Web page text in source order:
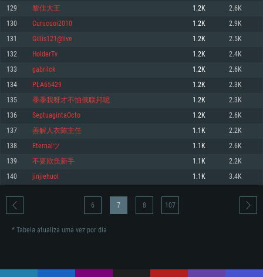
Processador: Dual-Core 2.2 GHz
Memória: 4GB
Placa Gráfica: Placa com DirectX 11: AMD Radeon 77XX / NVIDIA GeForce
GTX 660. Resolução mínima suportada: 720p
Network: Internet de banda larga.
Disco: 23,1 GB
Recomendado
superior, Radeon RX 570 ou superior
Disco: 75,9 GB
Processador: Core i5 2.2GHz mínimo (Intel Xeon não suportado)
Memória: 6 GB
Placa Gráfica: Intel Iris Pro 5200 (Mac), equivalentes AMD/Nvidia para Mac.
Resolução mínima suportada: 720p com suporte Metal.
Network: Internet de banda larga.
Disco: 21,5 GB
Recomendado
Network: Internet de banda larga.
Disco: 60,2 GB
Processador: Dual-Core 2.4 GHz
Memória: 4 GB
Placa Gráfica: NVIDIA 660 com os drivers mais recentes (não mais de 6
meses) / equivalentes AMD com os drivers mais recentes com suporte
Vulkan (não mais de 6 meses); Resolução mínima suportada: 720p.
Network: Internet de banda larga.
Disco: 21,5 GB
Recomendado
Sistema Operativo: Ubuntu 20.04 64bit
Processador: Intel Core i7
Memória: 16 GB
Placa Gráfica: NVIDIA 1060 com os drivers mais recentes (não mais de 6
meses) / equivalentes AMD (Radeon RX 570) com os drivers mais recentes
(não mais de 6 meses) com suporte Vulkan.
Network: Internet de banda larga.
Disco: 60,2 GB
129 黎佳大王 1.2K 2.6K
130 Curucuoi2010 1.2K 2.9K
131 Gillis121@live 1.2K 2.5K
132 HoIderTv 1.2K 2.4K
133 gabrilck 1.2K 2.6K
134 PLA65429 1.2K 2.3K
135 黍黍我呀才不怕俄联邦呢 1.2K 2.3K
136 SeptuagintaOcto 1.2K 2.6K
137 善解人衣陈主任 1.1K 2.2K
138 Eternalツ 1.1K 2.6K
139 不要欺负新手 1.1K 2.2K
140 jinjiehuol 1.1K 3.4K
* Tabela atualiza uma vez por dia
6 7 8 107